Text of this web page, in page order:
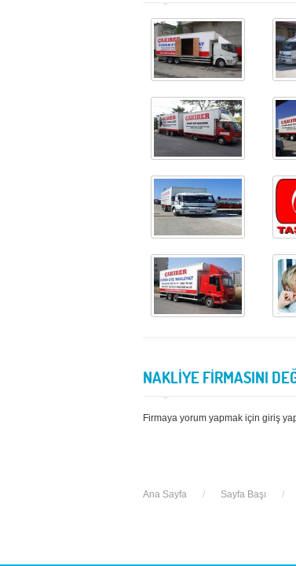
NAKLİYE FİRMASINI
Firmaya yorum yapmak için giriş
Ana Sayfa / Sayfa Başı /